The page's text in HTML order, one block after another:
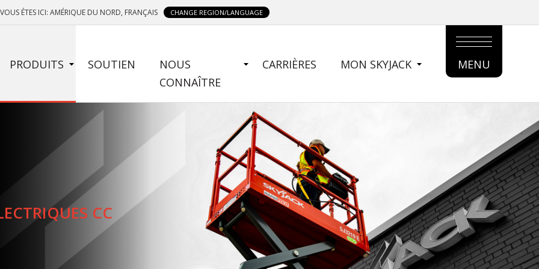
VOUS ÉTES ICI: AMÉRIQUE DU NORD, FRANÇAIS CHANGE REGION/LANGUAGE
SIDE
MENU
PRODUITS SOUTIEN
NOUS
CONNAÎTRE
CARRIÈRES MON SKYJACK
MAIN
MENU
MENU
CC